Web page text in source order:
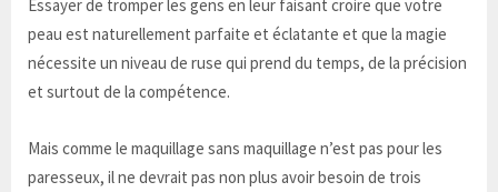
Essayer de tromper les gens en leur faisant croire que votre
peau est naturellement parfaite et éclatante et que la magie
nécessite un niveau de ruse qui prend du temps, de la précision
et surtout de la compétence.
Mais comme le maquillage sans maquillage n’est pas pour les
paresseux, il ne devrait pas non plus avoir besoin de trois